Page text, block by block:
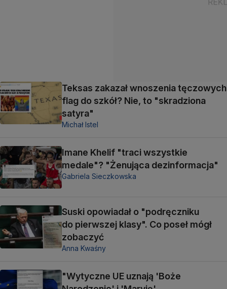
Teksas zakazał wnoszenia tęczowych
flag do szkół? Nie, to "skradziona
satyra"
Michał Istel
Imane Khelif "traci wszystkie
medale"? "Żenująca dezinformacja"
Gabriela Sieczkowska
Suski opowiadał o "podręczniku
do pierwszej klasy". Co poseł mógł
zobaczyć
Anna Kwaśny
"Wytyczne UE uznają 'Boże